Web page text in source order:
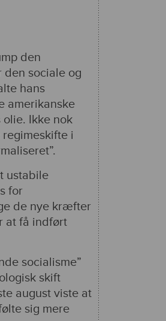
den
den sociale og
hans
amerikanske
Ikke nok
i
ustabile
for
de nye kræfter
at få indført
socialisme”
skift
august viste at
sig mere